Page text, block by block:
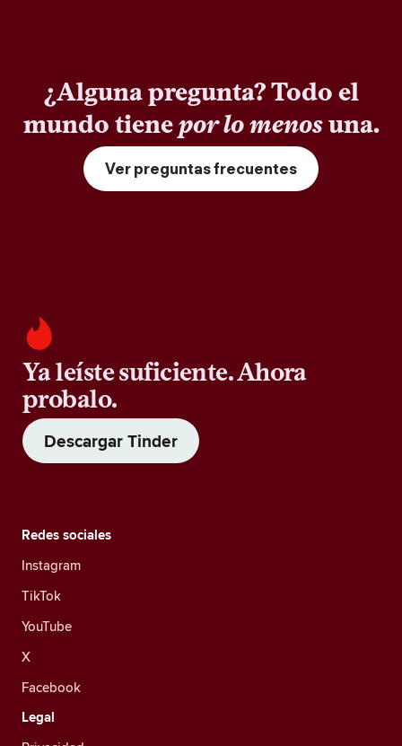
¿Alguna pregunta? Todo el
mundo tienepor lo menosuna.
Ver preguntas frecuentes
Ya leíste suficiente. Ahora
probalo.
Descargar Tinder
Redes sociales
Instagram
TikTok
YouTube
X
Facebook
Legal